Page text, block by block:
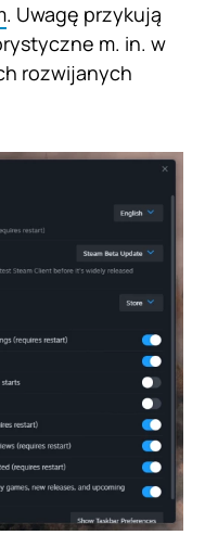
. Uwagę przykują
m. in. w
rozwijanych